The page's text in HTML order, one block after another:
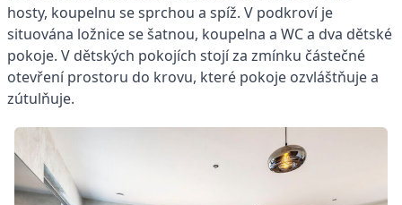
hosty, koupelnu se sprchou a spíž. V podkroví je
situována ložnice se šatnou, koupelna a WC a dva dětské
pokoje. V dětských pokojích stojí za zmínku částečné
otevření prostoru do krovu, které pokoje ozvláštňuje a
zútulňuje.